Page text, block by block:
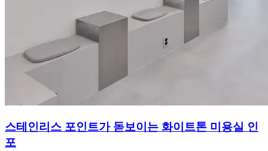
스테인리스 포인트가 돋보이는 화이트톤 미용실 인
포